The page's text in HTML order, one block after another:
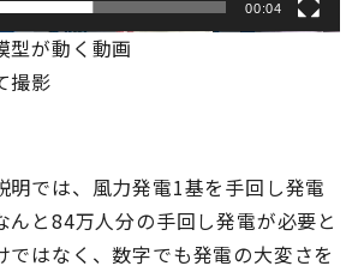
00:04
型が動く動画
撮影
明では、風力発電1基を手回し発電
んと84万人分の手回し発電が必要と
ではなく、数字でも発電の大変さを